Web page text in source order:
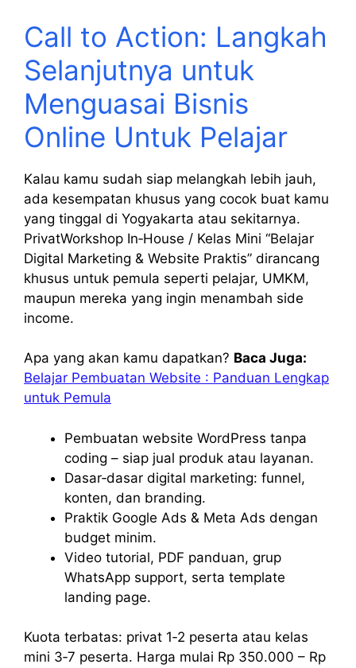
Call to Action: Langkah
Selanjutnya untuk
Menguasai Bisnis
Online Untuk Pelajar
Kalau kamu sudah siap melangkah lebih jauh,
ada kesempatan khusus yang cocok buat kamu
yang tinggal di Yogyakarta atau sekitarnya.
PrivatWorkshop In‑House / Kelas Mini “Belajar
Digital Marketing & Website Praktis” dirancang
khusus untuk pemula seperti pelajar, UMKM,
maupun mereka yang ingin menambah side
income.
Apa yang akan kamu dapatkan? Baca Juga:
Belajar Pembuatan Website : Panduan Lengkap
untuk Pemula
Pembuatan website WordPress tanpa
coding – siap jual produk atau layanan.
Dasar‑dasar digital marketing: funnel,
konten, dan branding.
Praktik Google Ads & Meta Ads dengan
budget minim.
Video tutorial, PDF panduan, grup
WhatsApp support, serta template
landing page.
Kuota terbatas: privat 1‑2 peserta atau kelas
mini 3‑7 peserta. Harga mulai Rp 350.000 – Rp